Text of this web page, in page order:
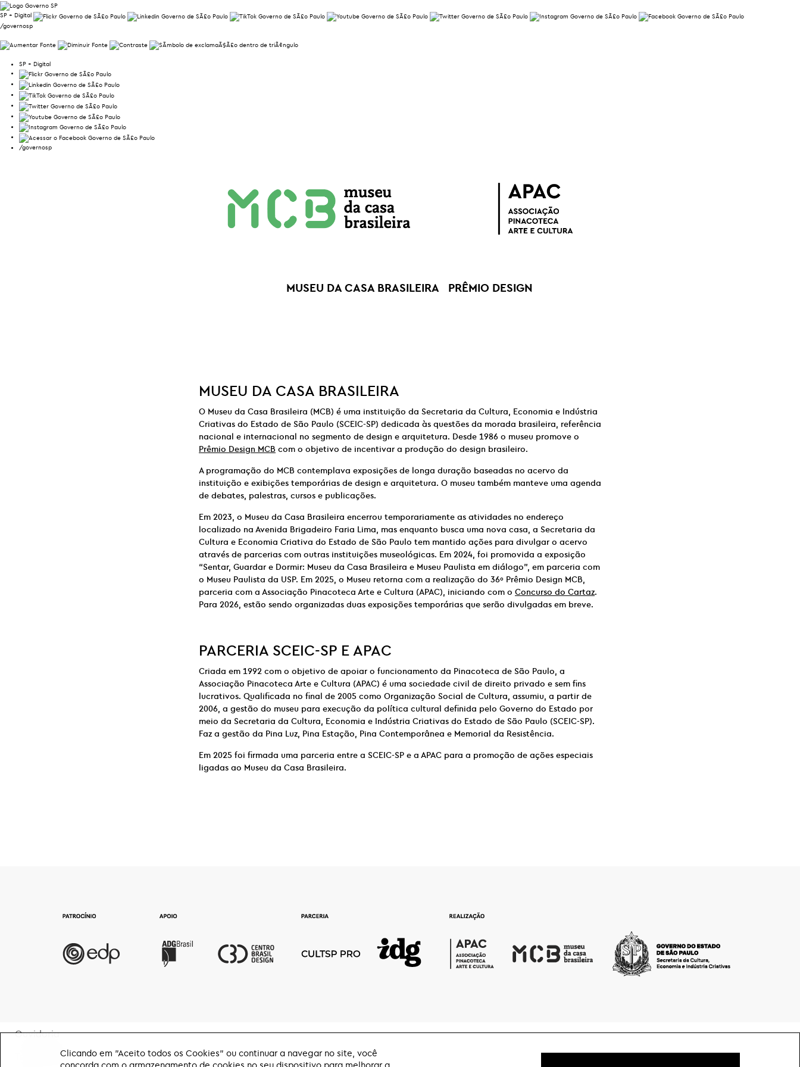
SP + Digital
/governosp
SP + Digital
/governosp
MUSEU DA CASA BRASILEIRA PRÊMIO DESIGN
MUSEU DA CASA BRASILEIRA
O Museu da Casa Brasileira (MCB) é uma instituição da Secretaria da Cultura, Economia e Indústria
Criativas do Estado de São Paulo (SCEIC-SP) dedicada às questões da morada brasileira, referência
nacional e internacional no segmento de design e arquitetura. Desde 1986 o museu promove o
Prêmio Design MCB com o objetivo de incentivar a produção do design brasileiro.
A programação do MCB contemplava exposições de longa duração baseadas no acervo da
instituição e exibições temporárias de design e arquitetura. O museu também manteve uma agenda
de debates, palestras, cursos e publicações.
Em 2023, o Museu da Casa Brasileira encerrou temporariamente as atividades no endereço
localizado na Avenida Brigadeiro Faria Lima, mas enquanto busca uma nova casa, a Secretaria da
Cultura e Economia Criativa do Estado de São Paulo tem mantido ações para divulgar o acervo
através de parcerias com outras instituições museológicas. Em 2024, foi promovida a exposição
“Sentar, Guardar e Dormir: Museu da Casa Brasileira e Museu Paulista em diálogo”, em parceria com
o Museu Paulista da USP. Em 2025, o Museu retorna com a realização do 36º Prêmio Design MCB,
parceria com a Associação Pinacoteca Arte e Cultura (APAC), iniciando com o Concurso do Cartaz.
Para 2026, estão sendo organizadas duas exposições temporárias que serão divulgadas em breve.
PARCERIA SCEIC-SP EAPAC
Criada em 1992 com o objetivo de apoiar o funcionamento da Pinacoteca de São Paulo, a
Associação Pinacoteca Arte e Cultura (APAC) é uma sociedade civil de direito privado e sem fins
lucrativos. Qualificada no final de 2005 como Organização Social de Cultura, assumiu, a partir de
2006, a gestão do museu para execução da política cultural definida pelo Governo do Estado por
meio da Secretaria da Cultura, Economia e Indústria Criativas do Estado de São Paulo (SCEIC-SP).
Faz a gestão da Pina Luz, Pina Estação, Pina Contemporânea e Memorial da Resistência.
Em 2025 foi firmada uma parceria entre a SCEIC-SP e a APAC para a promoção de ações especiais
ligadas ao Museu da Casa Brasileira.
Ouvidoria
TransparênciaClicando em "Aceito todos os Cookies" ou continuar a navegar no site, você